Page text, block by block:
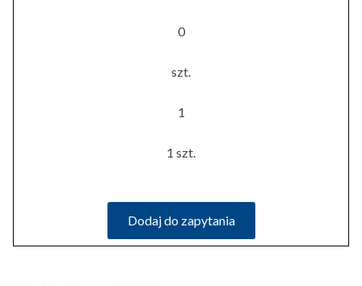
0
szt.
1
1 szt.
Dodaj do zapytania